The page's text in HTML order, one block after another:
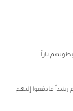
ناراً
رشداً فادفعوا إليهم